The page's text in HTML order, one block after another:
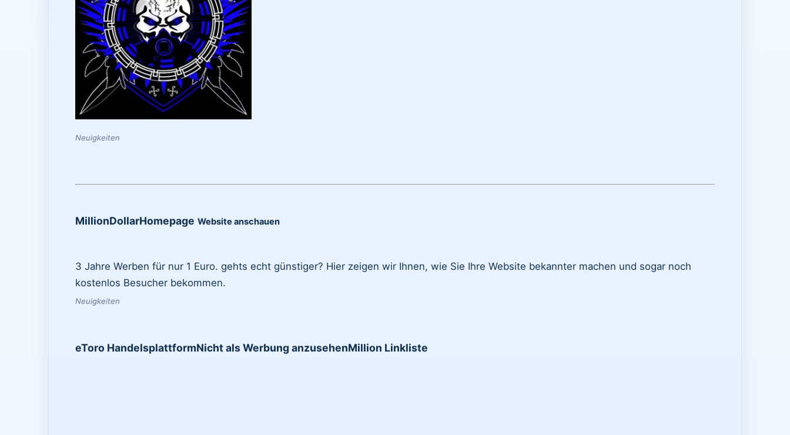
Neuigkeiten
MillionDollarHomepage Website anschauen
3 Jahre Werben für nur 1 Euro. gehts echt günstiger? Hier zeigen wir Ihnen, wie Sie Ihre Website bekannter machen und sogar noch
kostenlos Besucher bekommen.
Neuigkeiten
eToro HandelsplattformNicht als Werbung anzusehenMillion Linkliste